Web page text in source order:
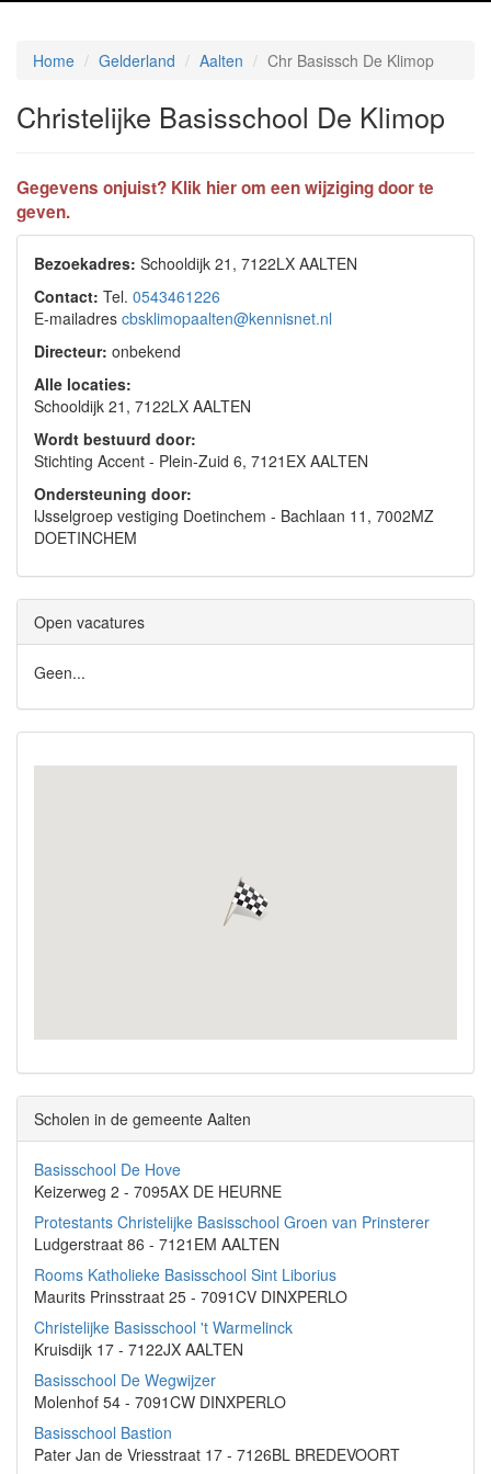
Home Gelderland Aalten Chr Basissch De Klimop
Christelijke Basisschool De Klimop
Gegevens onjuist? Klik hier om een wijziging door te
geven.
Bezoekadres: Schooldijk 21, 7122LX AALTEN
Contact: Tel. 0543461226
E-mailadres cbsklimopaalten@kennisnet.nl
Directeur: onbekend
Alle locaties:
Schooldijk 21, 7122LX AALTEN
Wordt bestuurd door:
Stichting Accent - Plein-Zuid 6, 7121EX AALTEN
Ondersteuning door:
IJsselgroep vestiging Doetinchem - Bachlaan 11, 7002MZ
DOETINCHEM
Open vacatures
Geen...
Scholen in de gemeente Aalten
Basisschool De Hove
Keizerweg 2 - 7095AX DE HEURNE
Protestants Christelijke Basisschool Groen van Prinsterer
Ludgerstraat 86 - 7121EM AALTEN
Rooms Katholieke Basisschool Sint Liborius
Maurits Prinsstraat 25 - 7091CV DINXPERLO
Christelijke Basisschool 't Warmelinck
Kruisdijk 17 - 7122JX AALTEN
Basisschool De Wegwijzer
Molenhof 54 - 7091CW DINXPERLO
Basisschool Bastion
Pater Jan de Vriesstraat 17 - 7126BL BREDEVOORT